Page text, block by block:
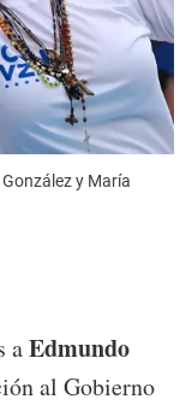
y María
aEdmundo
al Gobierno